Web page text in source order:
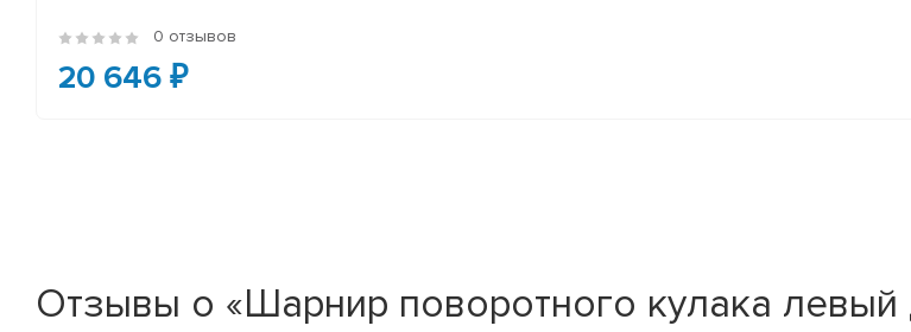
0 отзывов
20 646 ₽
Отзывы о «Шарнир поворотного кулака